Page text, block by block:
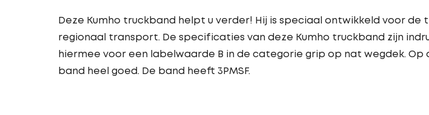
Deze Kumho truckband helpt u verder! Hij is speciaal ontwikkeld voor de
regionaal transport. De specificaties van deze Kumho truckband zijn
hiermee voor een labelwaarde B in de categorie grip op nat wegdek. Op
band heel goed. De band heeft 3PMSF.